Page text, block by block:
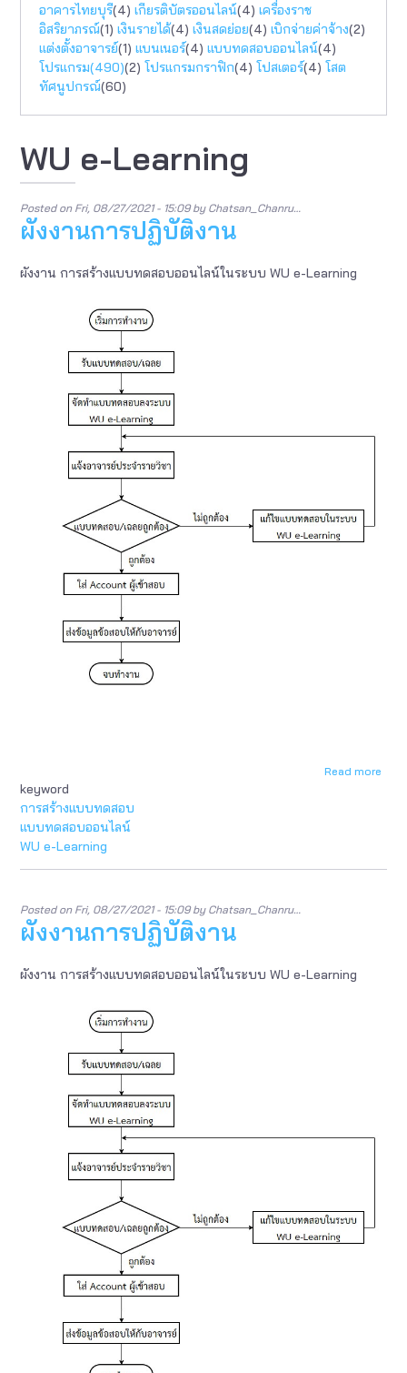
อาคารไทยบุรี(4) เกียรติบัตรออนไลน์(4) เครื่องราช
อิสริยาภรณ์(1) เงินรายได้(4) เงินสดย่อย(4) เบิกจ่ายค่าจ้าง(2)
แต่งตั้งอาจารย์(1) แบนเนอร์(4) แบบทดสอบออนไลน์(4)
โปรแกรม(490)(2) โปรแกรมกราฟิก(4) โปสเตอร์(4) โสต
ทัศนูปกรณ์(60)
WU e-Learning
Posted on Fri, 08/27/2021 - 15:09by Chatsan_Chanru…
ผังงานการปฏิบัติงาน
ผังงาน การสร้างแบบทดสอบออนไลน์ในระบบ WU e-Learning
Read more
keyword
การสร้างแบบทดสอบ
แบบทดสอบออนไลน์
WU e-Learning
Posted on Fri, 08/27/2021 - 15:09by Chatsan_Chanru…
ผังงานการปฏิบัติงาน
ผังงาน การสร้างแบบทดสอบออนไลน์ในระบบ WU e-Learning